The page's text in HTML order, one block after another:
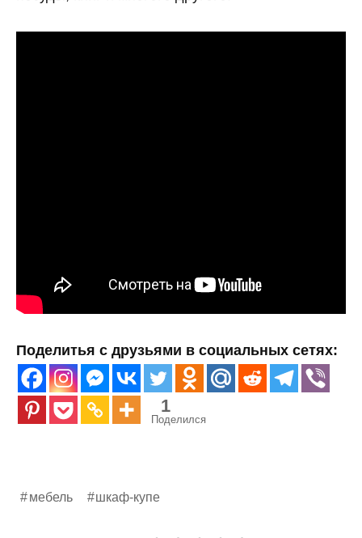
Поделитья с друзьями в социальных сетях:
1
Поделился
мебель шкаф-купе